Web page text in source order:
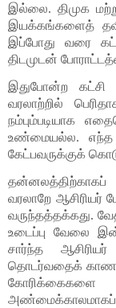
இல்லை. திமுக
இயக்கங்களைத்
இப்போது வரை
திடமுடன்
இதுபோன்ற கட்சி
வரலாற்றில்
நம்பும்படியாக
உண்மையல்ல. எந்த
கேட்பவருக்குக்
வரலாறே ஆசிரியர்
வருந்தத்தக்கது.
உடைப்பு வேலை
சார்ந்த
தொடர்வதைக் காண
அண்மைக்காலமாகப்